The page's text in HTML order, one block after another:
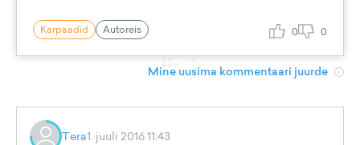
Karpaadid Autoreis 0 0
Mine uusima kommentaari juurde
Tera1. juuli 2016 11:43